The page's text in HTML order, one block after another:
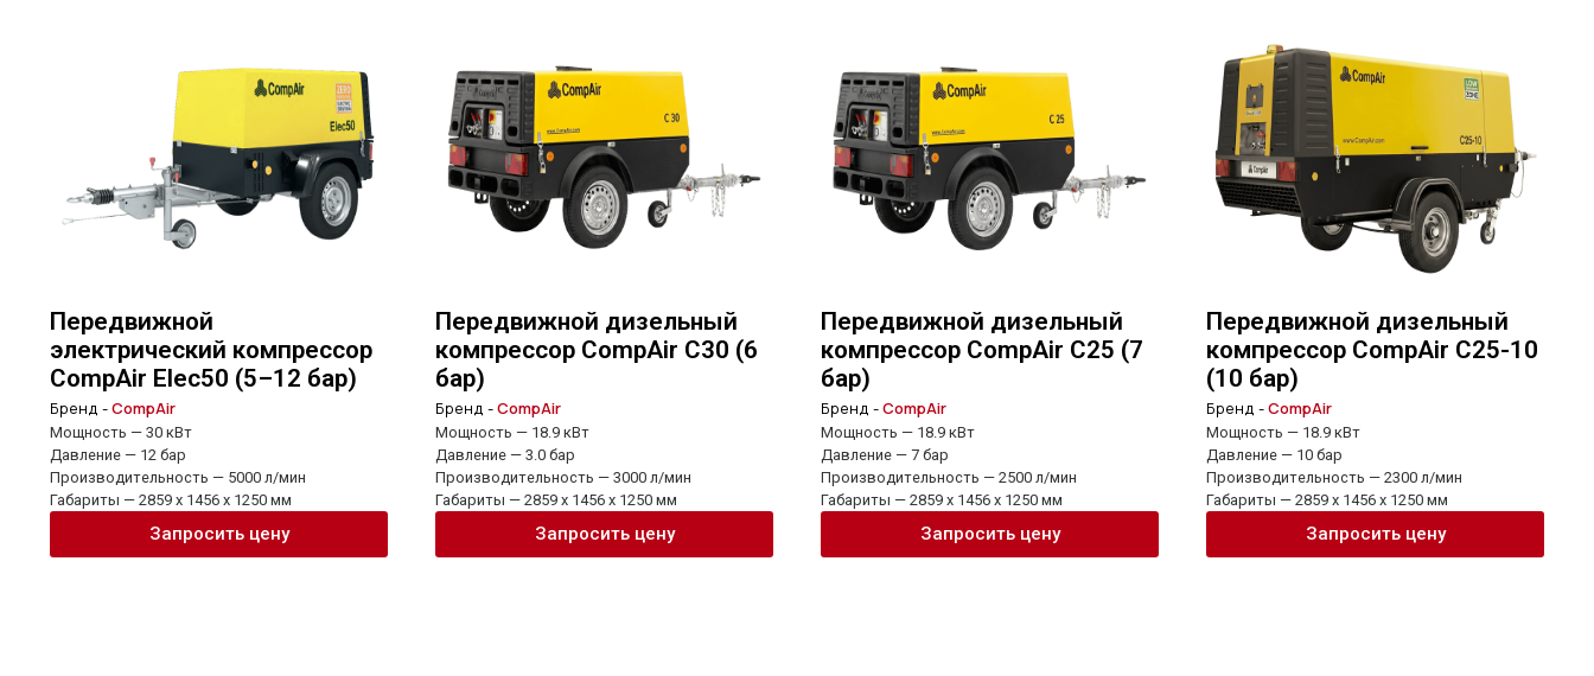
Передвижной
электрический компрессор
CompAir Elec50 (5–12 бар)
Бренд -CompAir
Мощность — 30 кВт
Давление — 12 бар
Производительность — 5000 л/мин
Габариты — 2859 x 1456 x 1250 мм
Запросить цену
Передвижной дизельный
компрессор CompAir C30 (6
бар)
Бренд -CompAir
Мощность — 18.9 кВт
Давление — 3.0 бар
Производительность — 3000 л/мин
Габариты — 2859 x 1456 x 1250 мм
Запросить цену
Передвижной дизельный
компрессор CompAir C25 (7
бар)
Бренд -CompAir
Мощность — 18.9 кВт
Давление — 7 бар
Производительность — 2500 л/мин
Габариты — 2859 x 1456 x 1250 мм
Запросить цену
Передвижной дизельный
компрессор CompAir C25-10
(10 бар)
Бренд -CompAir
Мощность — 18.9 кВт
Давление — 10 бар
Производительность — 2300 л/мин
Габариты — 2859 x 1456 x 1250 мм
Запросить цену